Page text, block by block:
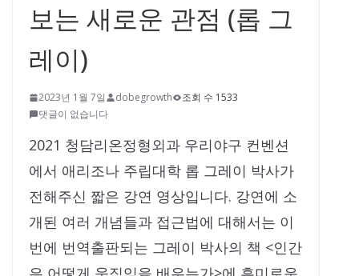
보는 새로운 관점 (롭 그
레이)
2023년 1월 7일 dobegrowth
조회 수 1533
댓글이 없습니다
2021 청담리온정형외과 우리야구 컨벤션
에서 애리조나 주립대학 롭 그레이 박사가
전해주신 짧은 강연 영상입니다. 강연에 소
개된 여러 개념들과 접근법에 대해서는 이
번에 번역출판되는 그레이 박사의 책 <인간